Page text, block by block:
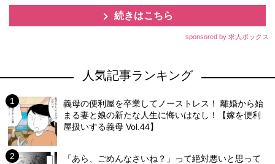
続きはこちら
sponsored by 求人ボックス
人気記事ランキング
義母の便利屋を卒業してノーストレス！ 離婚から始
まる妻と娘の新たな人生に悔いはなし！【嫁を便利
屋扱いする義母 Vol.44】
「あら、ごめんなさいね？」って絶対悪いと思って